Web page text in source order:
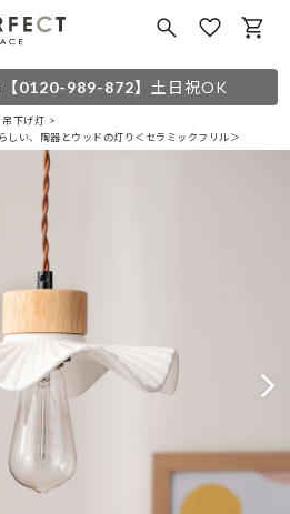
【0120-989-872】 土日祝OK
吊下げ灯
しい、陶器とウッドの灯り＜セラミックフリル＞